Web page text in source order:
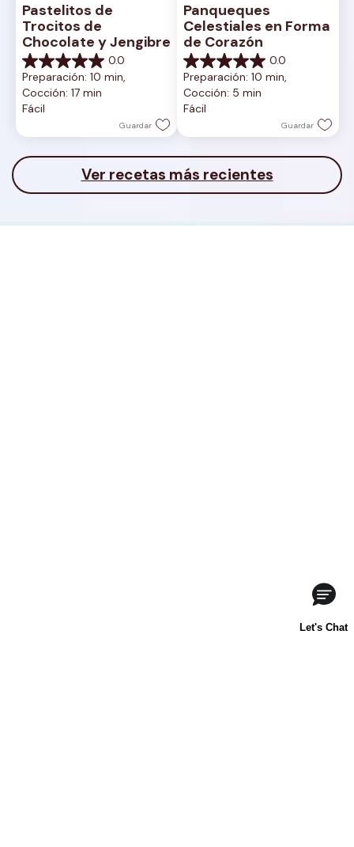
Pastelitos de
Trocitos de
Chocolate y Jengibre
0.0
0.0
de
5
estrellas.
Preparación: 10 min,
Cocción: 17 min
Fácil
Guardar
Panqueques
Celestiales en Forma
de Corazón
0.0
0.0
de
5
estrellas.
Preparación: 10 min,
Cocción: 5 min
Fácil
Guardar
Ver recetas más recientes